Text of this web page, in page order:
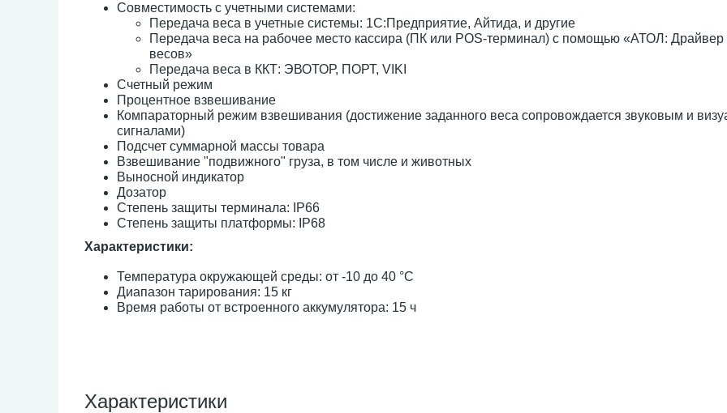
Совместимость с учетными системами:
Передача веса в учетные системы: 1С:Предприятие, Айтида, и другие
Передача веса на рабочее место кассира (ПК или POS-терминал) с помощью «АТОЛ: Драйвер
весов»
Передача веса в ККТ: ЭВОТОР, ПОРТ, VIKI
Счетный режим
Процентное взвешивание
Компараторный режим взвешивания (достижение заданного веса сопровождается звуковым и
сигналами)
Подсчет суммарной массы товара
Взвешивание "подвижного" груза, в том числе и животных
Выносной индикатор
Дозатор
Степень защиты терминала: IP66
Степень защиты платформы: IP68
Характеристики:
Температура окружающей среды: от -10 до 40 °С
Диапазон тарирования: 15 кг
Время работы от встроенного аккумулятора: 15 ч
Характеристики